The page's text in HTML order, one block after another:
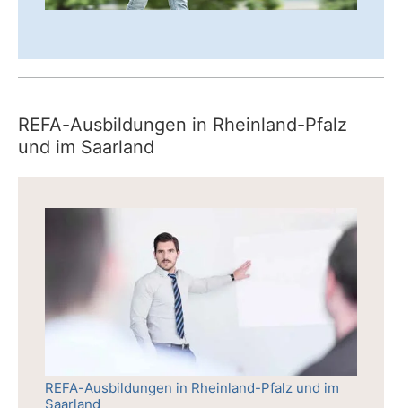
REFA-Ausbildungen in Rheinland-Pfalz
und im Saarland
REFA-Ausbildungen in Rheinland-Pfalz und im
Saarland